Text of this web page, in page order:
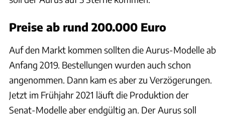
Preise ab rund 200.000 Euro
Auf den Markt kommen sollten die Aurus-Modelle ab
Anfang 2019. Bestellungen wurden auch schon
angenommen. Dann kam es aber zu Verzögerungen.
Jetzt im Frühjahr 2021 läuft die Produktion der
Senat-Modelle aber endgültig an. Der Aurus soll